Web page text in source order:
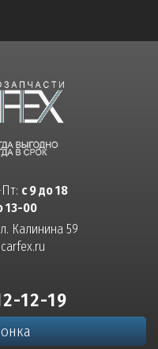
с 9 до 18
13-00
Калинина 59
12-19